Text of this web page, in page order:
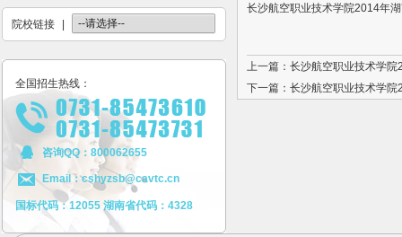
长沙航空职业技术学院2026年招生章程
2026年单招录取分数线及录取名单公示
2026年单独招生一志愿考试成绩查询
关于参加2026年单独招生考试的温馨提示
院校链接
全国招生热线：
咨询QQ：800062655
Email：cshyzsb@cavtc.cn
国标代码：12055 湖南省代码：4328
长沙航空职业技术学院2014年
上一篇：长沙航空职业技术学
下一篇：长沙航空职业技术学